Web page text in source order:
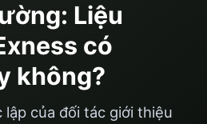
Liệu
có
không?
của đối tác giới thiệu